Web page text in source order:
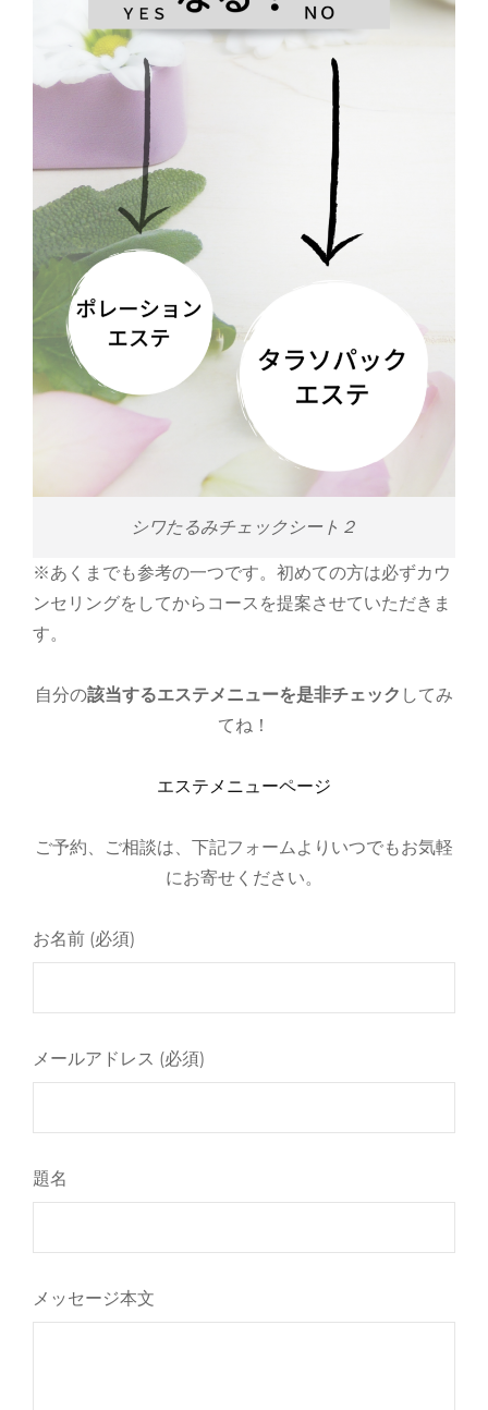
シワたるみチェックシート２
※あくまでも参考の一つです。初めての方は必ずカウ
ンセリングをしてからコースを提案させていただきま
す。
自分の該当するエステメニューを是非チェック してみ
てね！
エステメニューページ
ご予約、ご相談は、下記フォームよりいつでもお気軽
にお寄せください。
お名前 (必須)
メールアドレス (必須)
題名
メッセージ本文